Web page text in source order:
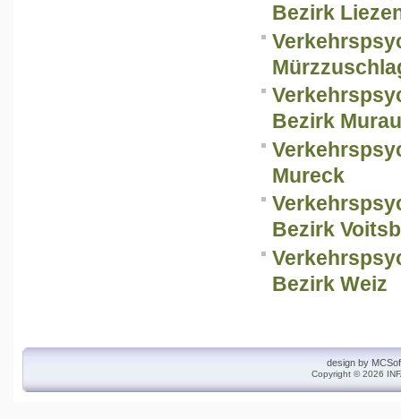
Bezirk
Bezirk Murau
Mureck
Bezirk
Bezirk Weiz
design by
Copyright © 2026